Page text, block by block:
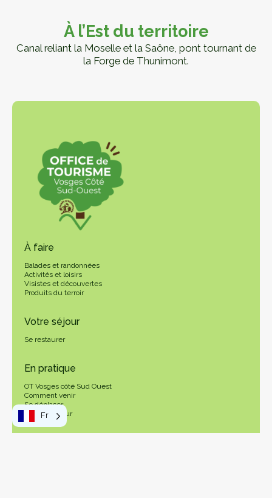
Fr
À l’Est du territoire
Canal reliant la Moselle et la Saône, pont tournant de
la Forge de Thunimont.
À faire
Balades et randonnées
Activités et loisirs
Visistes et découvertes
Produits du terroir
Votre séjour
Se restaurer
En pratique
OT Vosges côté Sud Ouest
Comment venir
Se déplacer
Taxe de séjour
Pass Vosges